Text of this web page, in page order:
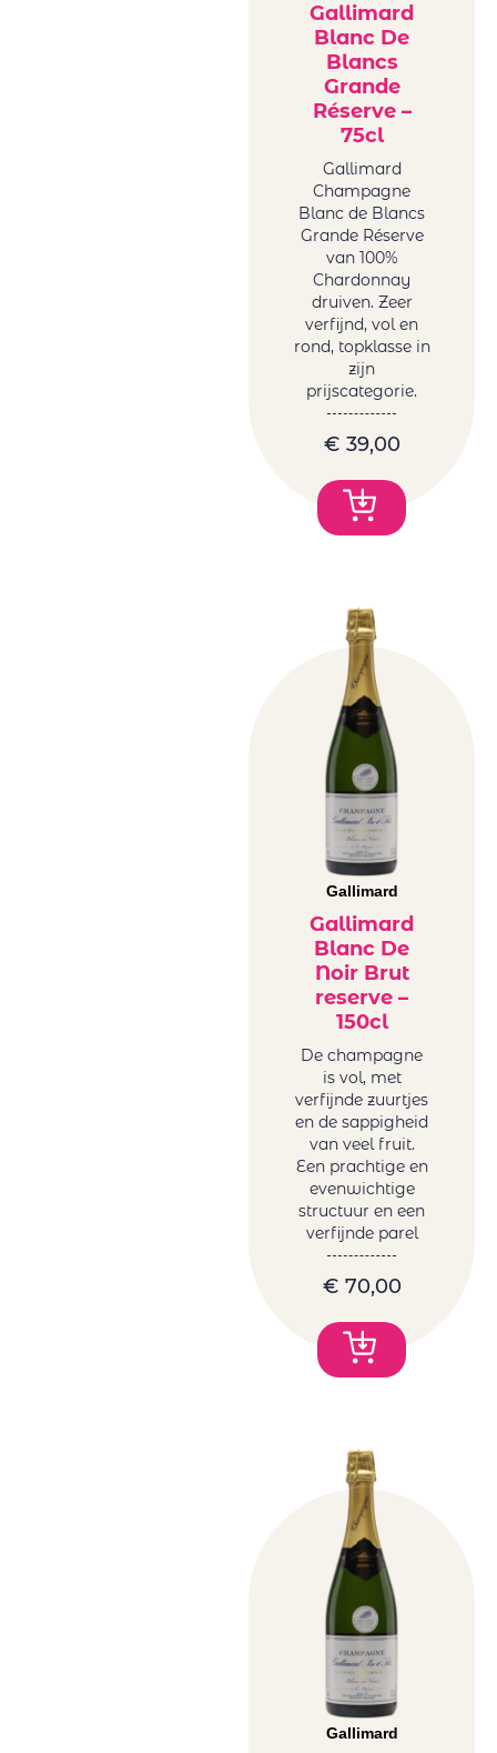
Gallimard
Blanc De
Blancs
Grande
Réserve –
75cl
Gallimard
Champagne
Blanc de Blancs
Grande Réserve
van 100%
Chardonnay
druiven. Zeer
verfijnd, vol en
rond, topklasse in
zijn
prijscategorie.
€ 39,00
Gallimard
Gallimard
Blanc De
Noir Brut
reserve –
150cl
De champagne
is vol, met
verfijnde zuurtjes
en de sappigheid
van veel fruit.
Een prachtige en
evenwichtige
structuur en een
verfijnde parel
€ 70,00
Gallimard